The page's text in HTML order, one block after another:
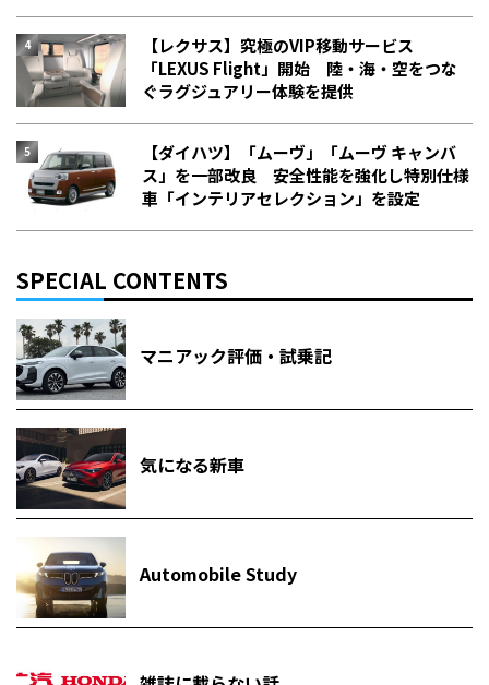
【レクサス】究極のVIP移動サービス
「LEXUS Flight」開始 陸・海・空をつな
ぐラグジュアリー体験を提供
【ダイハツ】「ムーヴ」「ムーヴ キャンバ
ス」を一部改良 安全性能を強化し特別仕様
車「インテリアセレクション」を設定
SPECIAL CONTENTS
マニアック評価・試乗記
気になる新車
Automobile Study